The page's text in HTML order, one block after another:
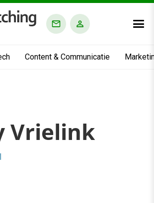
Content & Communicatie
Vrielink